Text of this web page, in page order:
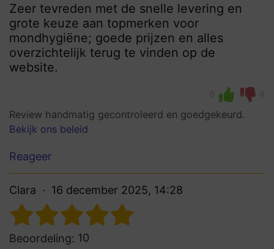
Zeer tevreden met de snelle levering en
grote keuze aan topmerken voor
mondhygiëne; goede prijzen en alles
overzichtelijk terug te vinden op de
website.
0 0
Review handmatig gecontroleerd en goedgekeurd.
Bekijk ons beleid
Reageer
Clara 16 december 2025, 14:28
Beoordeling: 10